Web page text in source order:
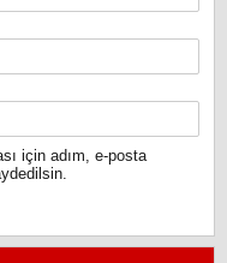
için adım, e-posta